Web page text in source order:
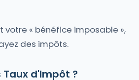
votre « bénéfice imposable »,
des impôts.
Taux d'Impôt ?